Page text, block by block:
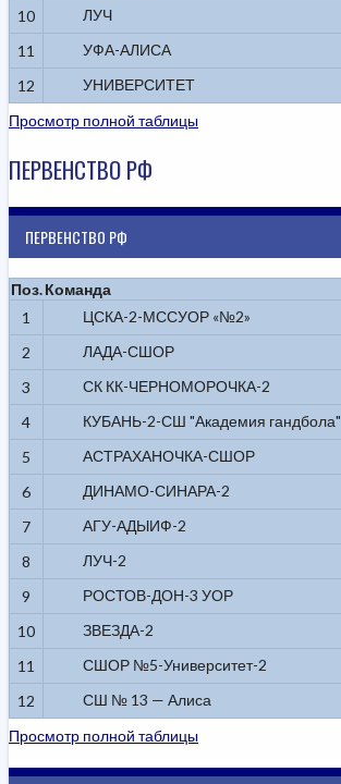
10
ЛУЧ
11
УФА-АЛИСА
12
УНИВЕРСИТЕТ
Просмотр полной таблицы
ПЕРВЕНСТВО РФ
ПЕРВЕНСТВО РФ
Поз.Команда
1
ЦСКА-2-МССУОР «№2»
2
ЛАДА-СШОР
3
СК КК-ЧЕРНОМОРОЧКА-2
4
КУБАНЬ-2-СШ "Академия гандбола"
5
АСТРАХАНОЧКА-СШОР
6
ДИНАМО-СИНАРА-2
7
АГУ-АДЫИФ-2
8
ЛУЧ-2
9
РОСТОВ-ДОН-3 УОР
10
ЗВЕЗДА-2
11
СШОР №5-Университет-2
12
СШ № 13 — Алиса
Просмотр полной таблицы